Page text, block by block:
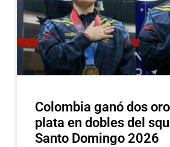
Colombia ganó dos
plata en dobles del
Santo Domingo 2026